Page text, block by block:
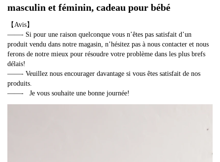
h
o
c
h
e
t
masculin et féminin, cadeau pour bébé
【Avis】
——- Si pour une raison quelconque vous n’êtes pas satisfait d’un
produit vendu dans notre magasin, n’hésitez pas à nous contacter et nous
ferons de notre mieux pour résoudre votre problème dans les plus brefs
délais!
——- Veuillez nous encourager davantage si vous êtes satisfait de nos
produits.
——-   Je vous souhaite une bonne journée!